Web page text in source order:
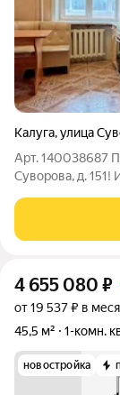
Калуга,улица
Арт. 140038687
Суворова, д. 151!
предложение!
ней всегда будет
4 655 080 ₽
от 19 537 ₽ в
45,5 м²
1-комн.
новостройка